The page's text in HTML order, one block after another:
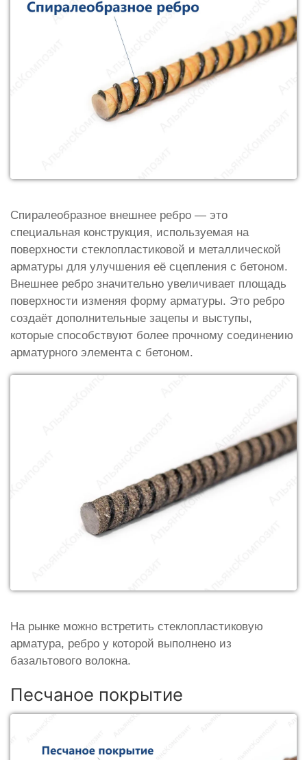
Спиралеобразное внешнее ребро — это
специальная конструкция, используемая на
поверхности стеклопластиковой и металлической
арматуры для улучшения её сцепления с бетоном.
Внешнее ребро значительно увеличивает площадь
поверхности изменяя форму арматуры. Это ребро
создаёт дополнительные зацепы и выступы,
которые способствуют более прочному соединению
арматурного элемента с бетоном.
На рынке можно встретить стеклопластиковую
арматура, ребро у которой выполнено из
базальтового волокна.
Песчаное покрытие